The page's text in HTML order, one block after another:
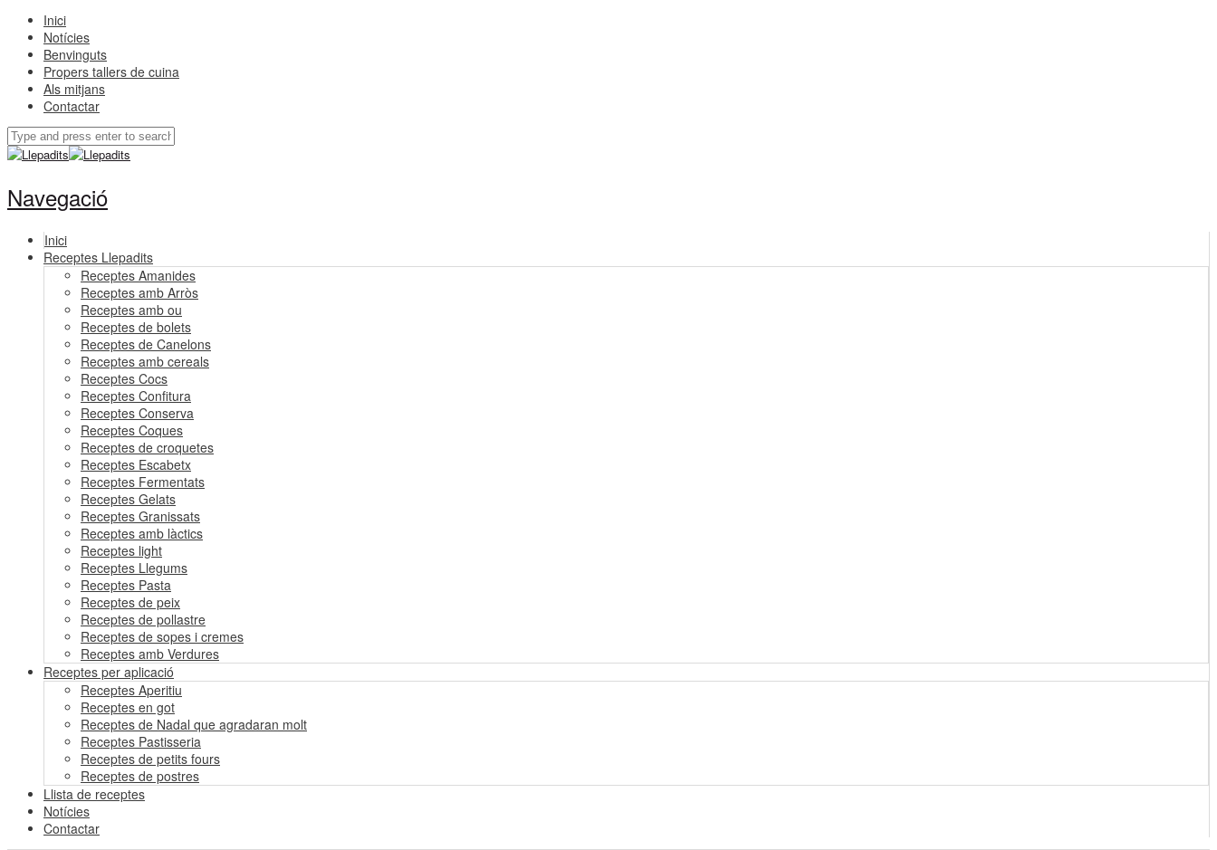
Inici
Notícies
Benvinguts
Propers tallers de cuina
Als mitjans
Contactar
Navegació
Inici
Receptes Llepadits
Receptes Amanides
Receptes amb Arròs
Receptes amb ou
Receptes de bolets
Receptes de Canelons
Receptes amb cereals
Receptes Cocs
Receptes Confitura
Receptes Conserva
Receptes Coques
Receptes de croquetes
Receptes Escabetx
Receptes Fermentats
Receptes Gelats
Receptes Granissats
Receptes amb làctics
Receptes light
Receptes Llegums
Receptes Pasta
Receptes de peix
Receptes de pollastre
Receptes de sopes i cremes
Receptes amb Verdures
Receptes per aplicació
Receptes Aperitiu
Receptes en got
Receptes de Nadal que agradaran molt
Receptes Pastisseria
Receptes de petits fours
Receptes de postres
Llista de receptes
Notícies
Contactar